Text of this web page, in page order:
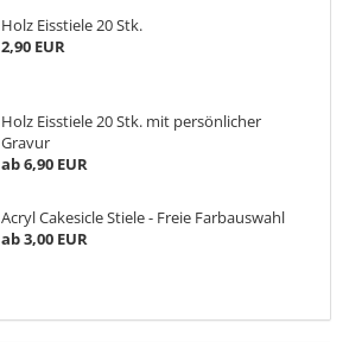
Holz Eisstiele 20 Stk.
2,90 EUR
Holz Eisstiele 20 Stk. mit persönlicher
Gravur
ab 6,90 EUR
Acryl Cakesicle Stiele - Freie Farbauswahl
ab 3,00 EUR